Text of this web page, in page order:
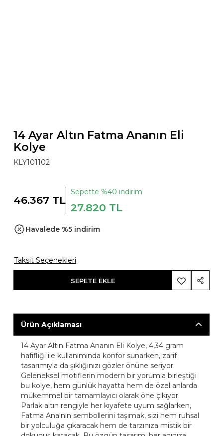
14 Ayar Altın Fatma Ananın Eli
Kolye
KLY101102
46.367 TL
Sepette %40 indirim
27.820 TL
Havalede %5 indirim
Taksit Seçenekleri
SEPETE EKLE
Ürün Açıklaması
14 Ayar Altın Fatma Ananın Eli Kolye, 4,34 gram
hafifliği ile kullanımında konfor sunarken, zarif
tasarımıyla da şıklığınızı gözler önüne seriyor.
Geleneksel motiflerin modern bir yorumla birleştiği
bu kolye, hem günlük hayatta hem de özel anlarda
mükemmel bir tamamlayıcı olarak öne çıkıyor.
Parlak altın rengiyle her kıyafete uyum sağlarken,
Fatma Ana'nın sembollerini taşımak, sizi hem ruhsal
bir yolculuğa çıkaracak hem de tarzınıza mistik bir